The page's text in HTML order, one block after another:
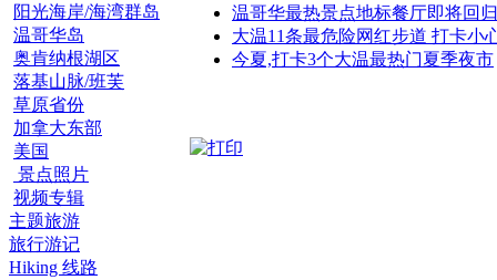
阳光海岸/海湾群岛
温哥华岛
奥肯纳根湖区
落基山脉/班芙
草原省份
加拿大东部
美国
景点照片
视频专辑
主题旅游
旅行游记
Hiking 线路
温哥华最热景点地标餐厅即将回归
大温11条最危险网红步道 打卡小
今夏,打卡3个大温最热门夏季夜市